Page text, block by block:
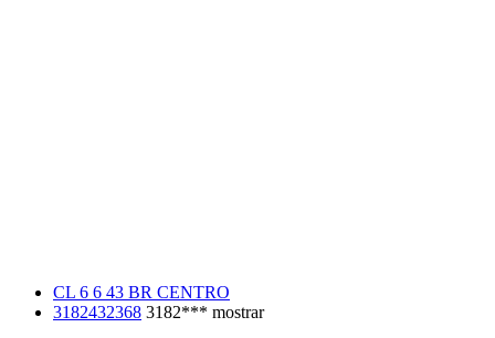
CL 6 6 43 BR CENTRO
3182432368 3182*** mostrar